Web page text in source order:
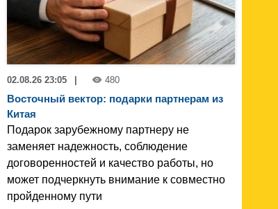
02.08.26 23:05 480
Восточный вектор: подарки партнерам из
Китая
Подарок зарубежному партнеру не
заменяет надежность, соблюдение
договоренностей и качество работы, но
может подчеркнуть внимание к совместно
пройденному пути